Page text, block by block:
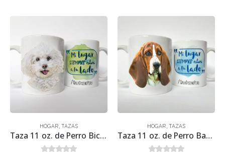
HOGAR TAZAS
Taza 11 oz. de Perro Bichón Frisé
HOGAR TAZAS
Taza 11 oz. de Perro Basset Hound